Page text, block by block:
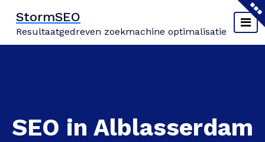
inhoud
springen
StormSEO
Resultaatgedreven zoekmachine optimalisatie
SEO in Alblasserdam